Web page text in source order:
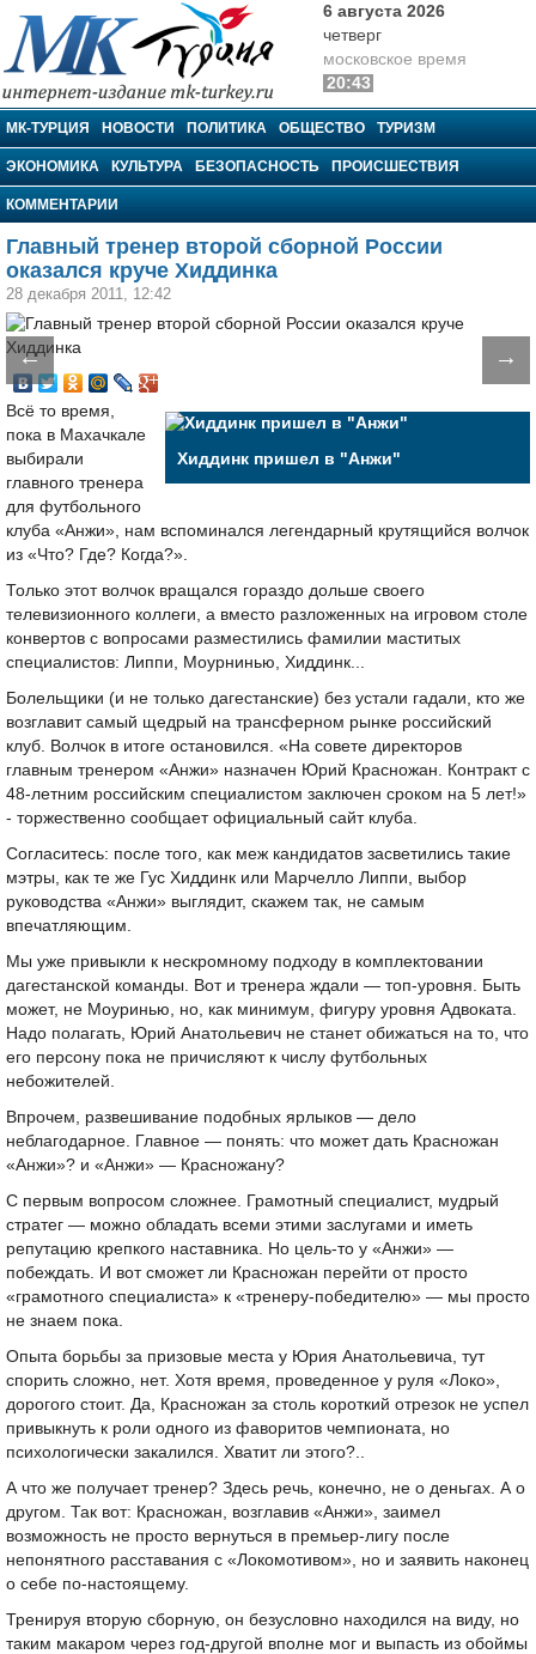
МК-Турция
6 августа 2026
четверг
московское время
20:43
МК-ТУРЦИЯ НОВОСТИ ПОЛИТИКА ОБЩЕСТВО ТУРИЗМ
ЭКОНОМИКА КУЛЬТУРА БЕЗОПАСНОСТЬ ПРОИСШЕСТВИЯ
КОММЕНТАРИИ
Главный тренер второй сборной России
оказался круче Хиддинка
28 декабря 2011, 12:42
← →
Хиддинк пришел в "Анжи"
Всё то время,
пока в Махачкале
выбирали
главного тренера
для футбольного
клуба «Анжи», нам вспоминался легендарный крутящийся волчок
из «Что? Где? Когда?».
Только этот волчок вращался гораздо дольше своего
телевизионного коллеги, а вместо разложенных на игровом столе
конвертов с вопросами разместились фамилии маститых
специалистов: Липпи, Моурнинью, Хиддинк...
Болельщики (и не только дагестанские) без устали гадали, кто же
возглавит самый щедрый на трансферном рынке российский
клуб. Волчок в итоге остановился. «На совете директоров
главным тренером «Анжи» назначен Юрий Красножан. Контракт с
48-летним российским специалистом заключен сроком на 5 лет!»
- торжественно сообщает официальный сайт клуба.
Согласитесь: после того, как меж кандидатов засветились такие
мэтры, как те же Гус Хиддинк или Марчелло Липпи, выбор
руководства «Анжи» выглядит, скажем так, не самым
впечатляющим.
Мы уже привыкли к нескромному подходу в комплектовании
дагестанской команды. Вот и тренера ждали — топ-уровня. Быть
может, не Моуринью, но, как минимум, фигуру уровня Адвоката.
Надо полагать, Юрий Анатольевич не станет обижаться на то, что
его персону пока не причисляют к числу футбольных
небожителей.
Впрочем, развешивание подобных ярлыков — дело
неблагодарное. Главное — понять: что может дать Красножан
«Анжи»? и «Анжи» — Красножану?
С первым вопросом сложнее. Грамотный специалист, мудрый
стратег — можно обладать всеми этими заслугами и иметь
репутацию крепкого наставника. Но цель-то у «Анжи» —
побеждать. И вот сможет ли Красножан перейти от просто
«грамотного специалиста» к «тренеру-победителю» — мы просто
не знаем пока.
Опыта борьбы за призовые места у Юрия Анатольевича, тут
спорить сложно, нет. Хотя время, проведенное у руля «Локо»,
дорогого стоит. Да, Красножан за столь короткий отрезок не успел
привыкнуть к роли одного из фаворитов чемпионата, но
психологически закалился. Хватит ли этого?..
А что же получает тренер? Здесь речь, конечно, не о деньгах. А о
другом. Так вот: Красножан, возглавив «Анжи», заимел
возможность не просто вернуться в премьер-лигу после
непонятного расставания с «Локомотивом», но и заявить наконец
о себе по-настоящему.
Тренируя вторую сборную, он безусловно находился на виду, но
таким макаром через год-другой вполне мог и выпасть из обоймы